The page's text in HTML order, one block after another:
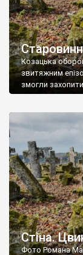
Козацька
звитяжним
змогли
поховали на
ньому чимало
Стіна.
Фото Романа